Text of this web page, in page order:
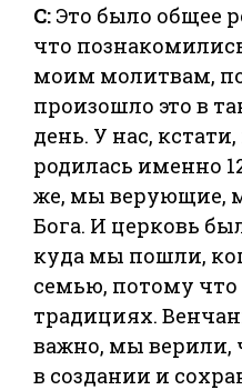
С: Это было общее
что
моим молитвам,
произошло это в
день. У нас,
родилась именно
же, мы верующие,
Бога. И церковь
куда мы пошли,
семью, потому
традициях.
важно, мы верили,
в создании и